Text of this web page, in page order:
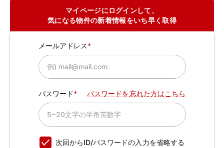
マイページにログインして、
気になる物件の新着情報をいち早く取得
メールアドレス
パスワード パスワードを忘れた方はこちら
次回からID/パスワードの入力を省略する